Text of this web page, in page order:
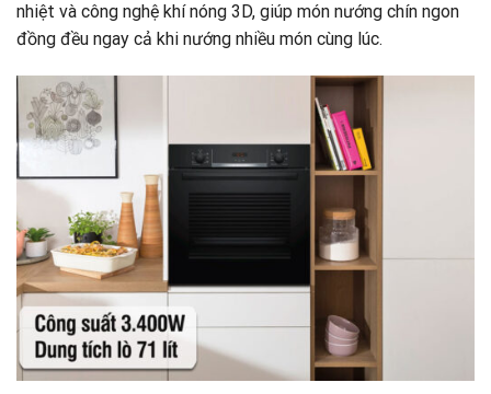
nhiệt và công nghệ khí nóng 3D, giúp món nướng chín ngon
đồng đều ngay cả khi nướng nhiều món cùng lúc.